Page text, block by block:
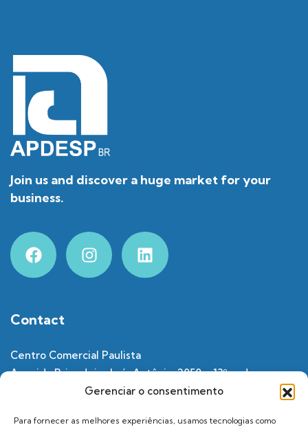
Gerenciar o consentimento
Para fornecer as melhores experiências, usamos tecnologias como
Join us and discover a huge market for your
business.
Contact
Centro Comercial Paulista
Avenida Brigadeiro Luís Antônio, 2050 – 13º andar –